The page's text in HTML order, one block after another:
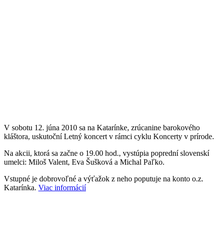
V sobotu 12. júna 2010 sa na Katarínke, zrúcanine barokového
kláštora, uskutoční Letný koncert v rámci cyklu Koncerty v prírode.
Na akcii, ktorá sa začne o 19.00 hod., vystúpia poprední slovenskí
umelci: Miloš Valent, Eva Šušková a Michal Paľko.
Vstupné je dobrovoľné a výťažok z neho poputuje na konto o.z.
Katarínka. Viac informácií